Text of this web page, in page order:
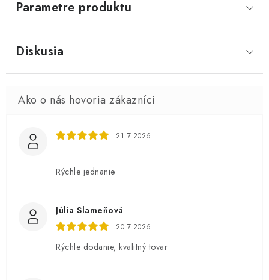
Parametre produktu
Diskusia
21.7.2026
Rýchle jednanie
Júlia Slameňová
20.7.2026
Rýchle dodanie, kvalitný tovar